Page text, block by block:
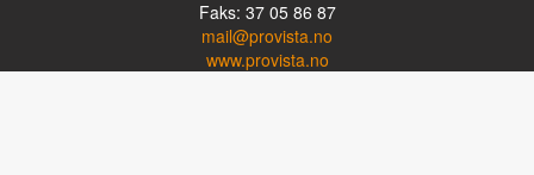
Faks: 37 05 86 87
mail@provista.no
www.provista.no